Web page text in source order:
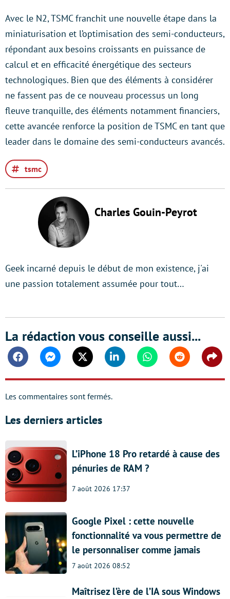
Avec le N2, TSMC franchit une nouvelle étape dans la
miniaturisation et l’optimisation des semi-conducteurs,
répondant aux besoins croissants en puissance de
calcul et en efficacité énergétique des secteurs
technologiques. Bien que des éléments à considérer
ne fassent pas de ce nouveau processus un long
fleuve tranquille, des éléments notamment financiers,
cette avancée renforce la position de TSMC en tant que
leader dans le domaine des semi-conducteurs avancés.
tsmc
Charles Gouin-Peyrot
Geek incarné depuis le début de mon existence, j'ai
une passion totalement assumée pour tout…
La rédaction vous conseille aussi...
FacebookMessengerTwitter Linkedin WhatsappReddit
Les commentaires sont fermés.
Les derniers articles
L’iPhone 18 Pro retardé à cause des
pénuries de RAM ?
7 août 2026 17:37
Google Pixel : cette nouvelle
fonctionnalité va vous permettre de
le personnaliser comme jamais
7 août 2026 08:52
Maîtrisez l’ère de l’IA sous Windows